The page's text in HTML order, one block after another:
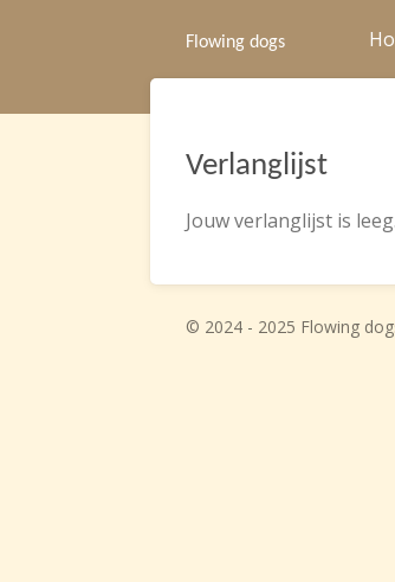
de
Flowing dogs
Verlanglijst
Jouw verlanglijst is leeg.
© 2024 - 2025 Flowing